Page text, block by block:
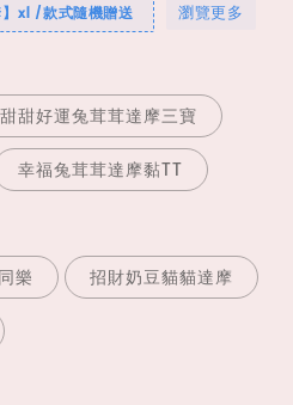
x1 /款式隨機贈送 瀏覽更多
甜甜好運兔茸茸達摩三寶
幸福兔茸茸達摩黏TT
樂 招財奶豆貓貓達摩